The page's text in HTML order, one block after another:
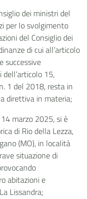
dei ministri del
per lo svolgimento
del Consiglio dei
di cui all’articolo
successive
15,
1 del 2018, resta in
direttiva in materia;
marzo 2025, si è
di Rio della Lezza,
(MO), in località
situazione di
abitazioni e
Lissandra;